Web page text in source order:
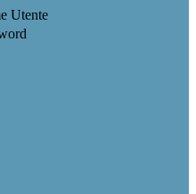
Utente